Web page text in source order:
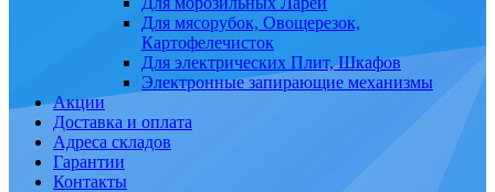
Для мясорубок, Овощерезок,
Картофелечисток
Для электрических Плит, Шкафов
Электронные запирающие механизмы
Акции
Доставка и оплата
Адреса складов
Гарантии
Контакты